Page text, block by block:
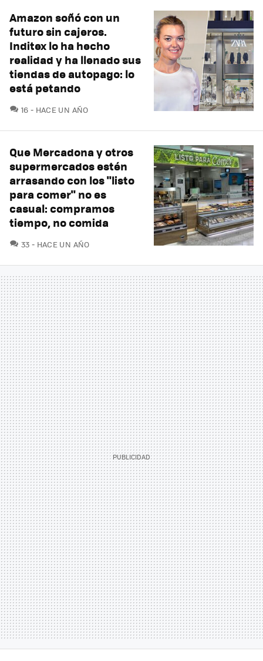
Amazon soñó con un
futuro sin cajeros.
Inditex lo ha hecho
realidad y ha llenado sus
tiendas de autopago: lo
está petando
16 COMENTARIOS
HACE UN AÑO
Que Mercadona y otros
supermercados estén
arrasando con los "listo
para comer" no es
casual: compramos
tiempo, no comida
33 COMENTARIOS
HACE UN AÑO